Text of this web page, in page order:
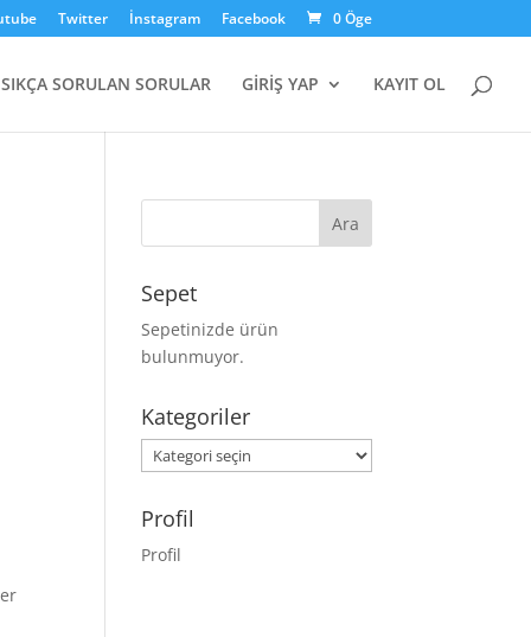
Twitter İnstagram Facebook 0 Öge
SIKÇA SORULAN SORULAR GİRİŞ YAP KAYIT OL
Sepet
Sepetinizde ürün
bulunmuyor.
Kategoriler
Kategoriler
Profil
Profil